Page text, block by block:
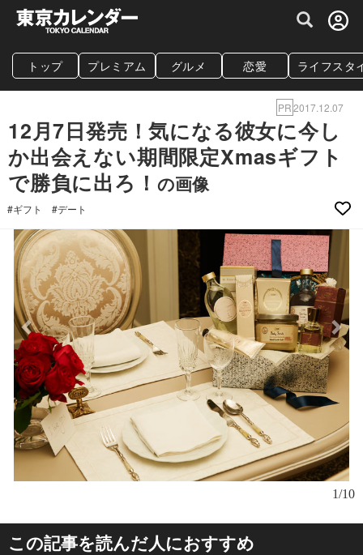
グルメ情報・プレミアムレストラン予約
トップ プレミアム グルメ 恋愛 ライフスタ
PR2017.12.07
12月7日発売！気になる彼女に今し
か出会えない期間限定Xmasギフト
で勝負に出ろ！ の画像
#ギフト #デート
モ
1/10
この記事を読んだ人におすすめ